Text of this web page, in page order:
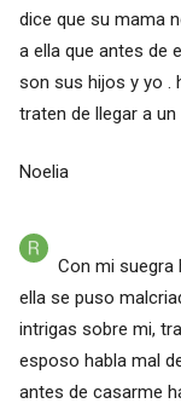
dice que su mama
a ella que antes de
son sus hijos y yo .
traten de llegar a
Noelia
Con mi suegra
ella se puso
intrigas sobre mi,
esposo habla mal
antes de casarme